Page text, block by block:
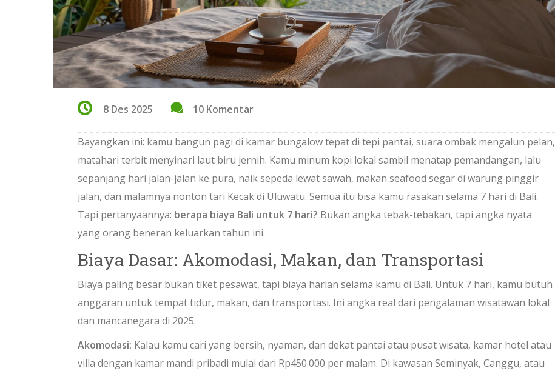
8 Des 2025 10 Komentar
Bayangkan ini: kamu bangun pagi di kamar bungalow tepat di tepi pantai, suara ombak mengalun pelan,
matahari terbit menyinari laut biru jernih. Kamu minum kopi lokal sambil menatap pemandangan, lalu
sepanjang hari jalan-jalan ke pura, naik sepeda lewat sawah, makan seafood segar di warung pinggir
jalan, dan malamnya nonton tari Kecak di Uluwatu. Semua itu bisa kamu rasakan selama 7 hari di Bali.
Tapi pertanyaannya: berapa biaya Bali untuk 7 hari? Bukan angka tebak-tebakan, tapi angka nyata
yang orang beneran keluarkan tahun ini.
Biaya Dasar: Akomodasi, Makan, dan Transportasi
Biaya paling besar bukan tiket pesawat, tapi biaya harian selama kamu di Bali. Untuk 7 hari, kamu butuh
anggaran untuk tempat tidur, makan, dan transportasi. Ini angka real dari pengalaman wisatawan lokal
dan mancanegara di 2025.
Akomodasi: Kalau kamu cari yang bersih, nyaman, dan dekat pantai atau pusat wisata, kamar hotel atau
villa dengan kamar mandi pribadi mulai dari Rp450.000 per malam. Di kawasan Seminyak, Canggu, atau